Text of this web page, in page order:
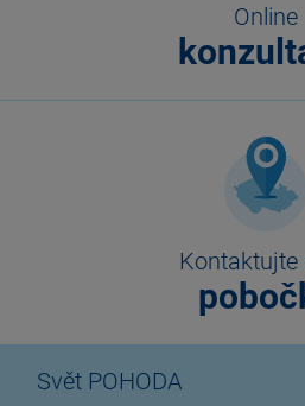
Online
Kontaktujte
Svět POHODA